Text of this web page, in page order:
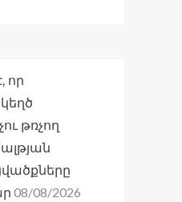
որ
թռչող
08/08/2026